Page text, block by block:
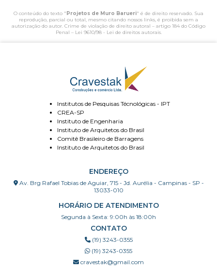
O conteúdo do texto " Projetos de Muro Barueri" é de direito reservado. Sua
reprodução, parcial ou total, mesmo citando nossos links, é proibida sem a
autorização do autor. Crime de violação de direito autoral – artigo 184 do Código
Penal – Lei 9610/98 - Lei de direitos autorais.
Institutos de Pesquisas Técnológicas - IPT
CREA-SP
Instituto de Engenharia
Instituto de Arquitetos do Brasil
Comitê Brasileiro de Barragens
Instituto de Arquitetos do Brasil
ENDEREÇO
Av. Brg Rafael Tobias de Aguiar, 715 - Jd. Aurélia - Campinas - SP -
13033-010
HORÁRIO DE ATENDIMENTO
Segunda à Sexta: 9:00h às 18:00h
CONTATO
(19) 3243-0355
(19) 3243-0355
cravestak@gmail.com